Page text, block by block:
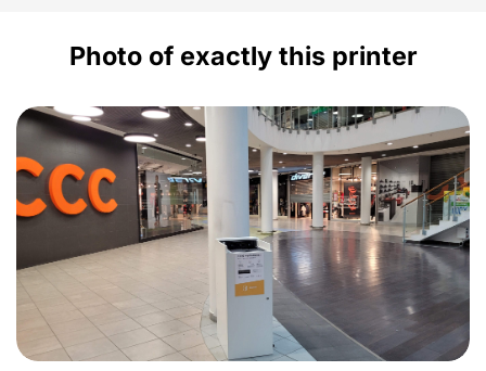
Photo of exactly this printer